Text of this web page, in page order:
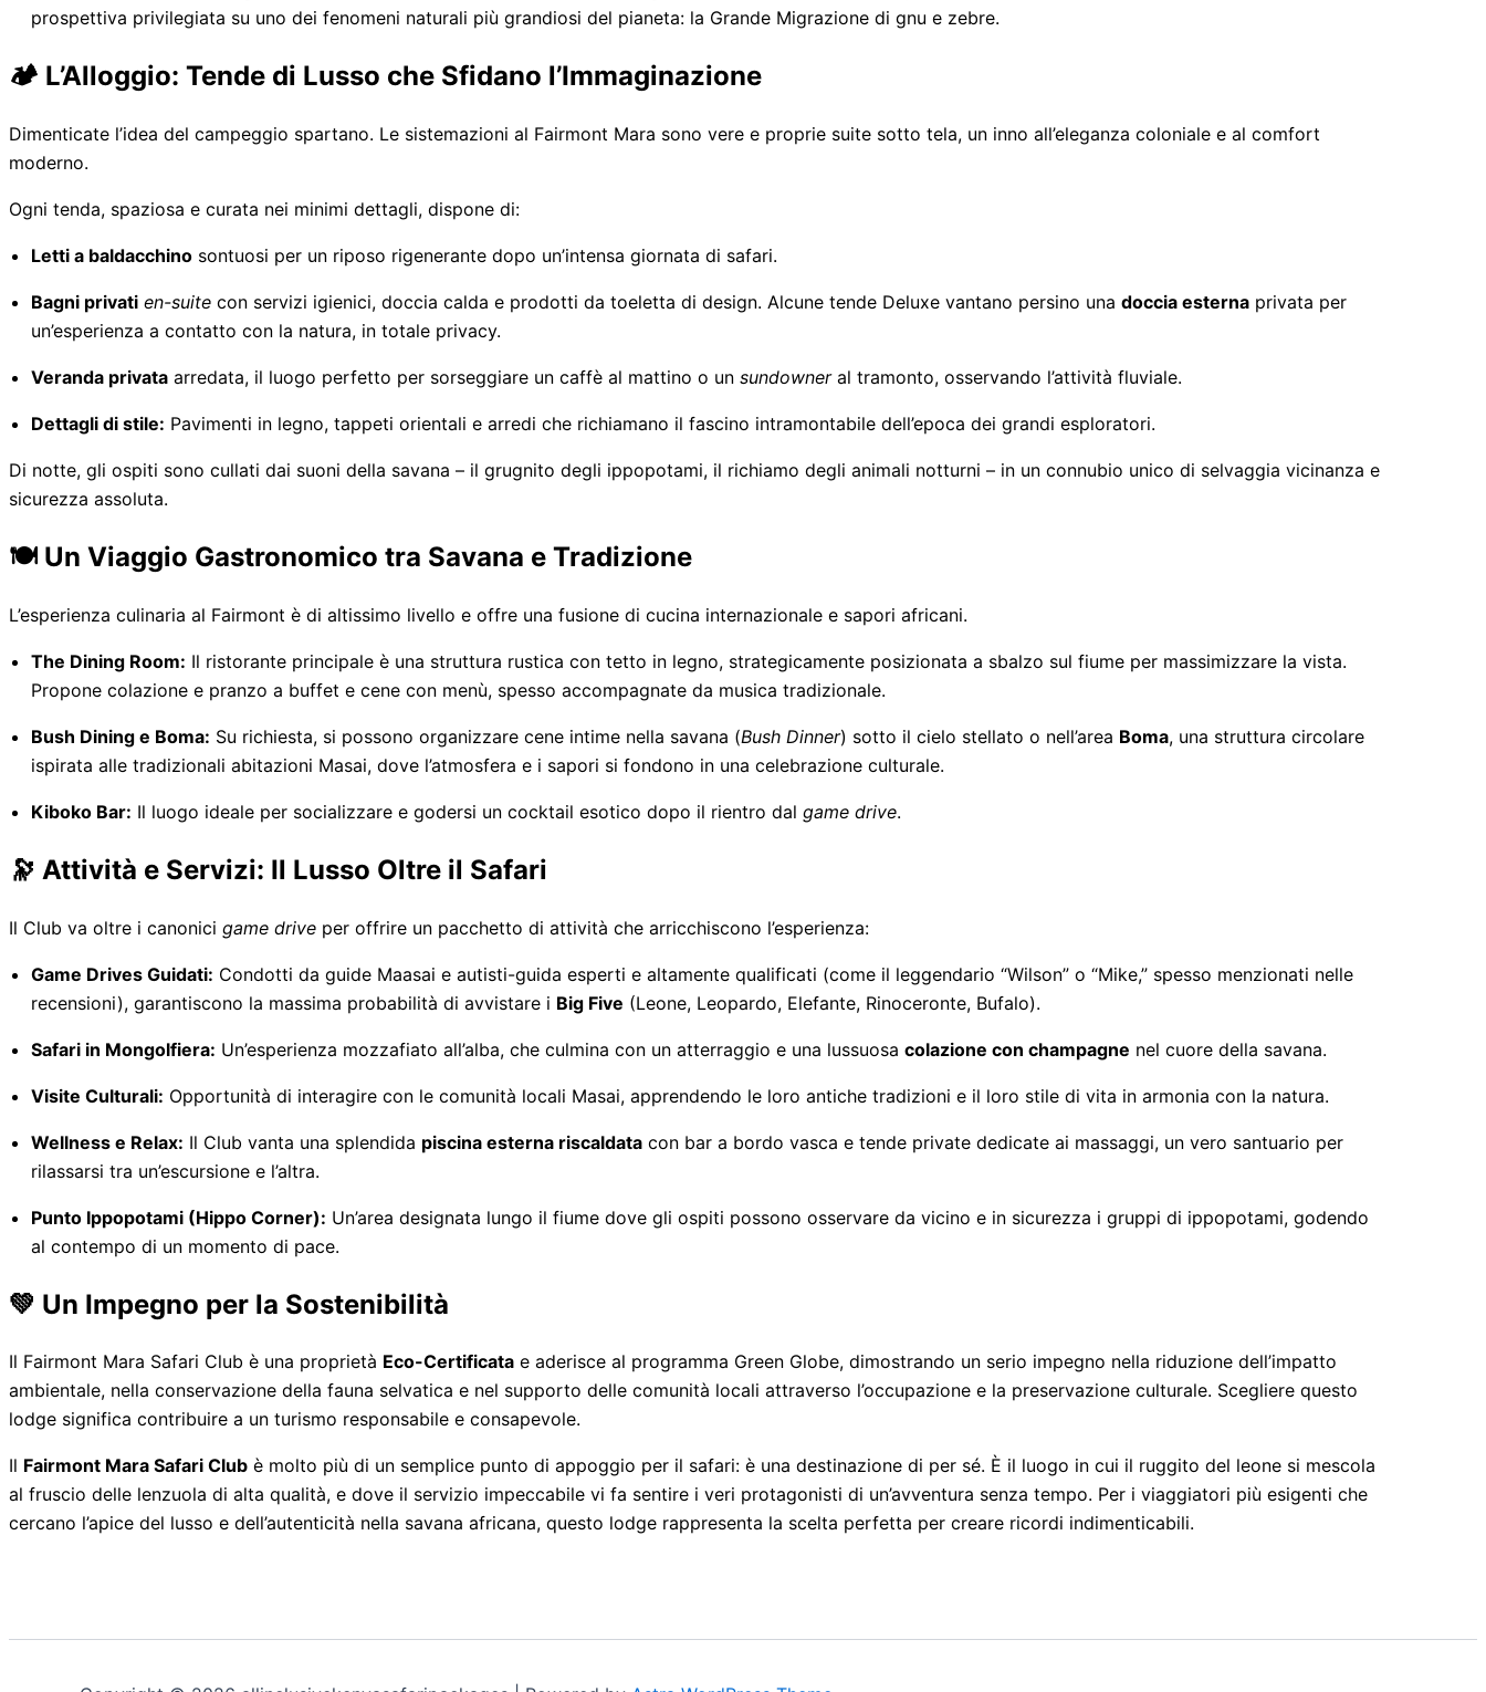
prospettiva privilegiata su uno dei fenomeni naturali più grandiosi del pianeta: la Grande Migrazione di gnu e zebre.
🏕️ L’Alloggio: Tende di Lusso che Sfidano l’Immaginazione
Dimenticate l’idea del campeggio spartano. Le sistemazioni al Fairmont Mara sono vere e proprie suite sotto tela, un inno all’eleganza coloniale e al comfort
moderno.
Ogni tenda, spaziosa e curata nei minimi dettagli, dispone di:
Letti a baldacchino sontuosi per un riposo rigenerante dopo un’intensa giornata di safari.
Bagni privati en-suite con servizi igienici, doccia calda e prodotti da toeletta di design. Alcune tende Deluxe vantano persino una doccia esterna privata per
un’esperienza a contatto con la natura, in totale privacy.
Veranda privata arredata, il luogo perfetto per sorseggiare un caffè al mattino o un sundowneral tramonto, osservando l’attività fluviale.
Dettagli di stile: Pavimenti in legno, tappeti orientali e arredi che richiamano il fascino intramontabile dell’epoca dei grandi esploratori.
Di notte, gli ospiti sono cullati dai suoni della savana – il grugnito degli ippopotami, il richiamo degli animali notturni – in un connubio unico di selvaggia vicinanza e
sicurezza assoluta.
🍽️ Un Viaggio Gastronomico tra Savana e Tradizione
L’esperienza culinaria al Fairmont è di altissimo livello e offre una fusione di cucina internazionale e sapori africani.
The Dining Room: Il ristorante principale è una struttura rustica con tetto in legno, strategicamente posizionata a sbalzo sul fiume per massimizzare la vista.
Propone colazione e pranzo a buffet e cene con menù, spesso accompagnate da musica tradizionale.
Bush Dining e Boma: Su richiesta, si possono organizzare cene intime nella savana (Bush Dinner) sotto il cielo stellato o nell’area Boma, una struttura circolare
ispirata alle tradizionali abitazioni Masai, dove l’atmosfera e i sapori si fondono in una celebrazione culturale.
Kiboko Bar: Il luogo ideale per socializzare e godersi un cocktail esotico dopo il rientro dal game drive.
🔭 Attività e Servizi: Il Lusso Oltre il Safari
Il Club va oltre i canonici game drive per offrire un pacchetto di attività che arricchiscono l’esperienza:
Game Drives Guidati: Condotti da guide Maasai e autisti-guida esperti e altamente qualificati (come il leggendario “Wilson” o “Mike,” spesso menzionati nelle
recensioni), garantiscono la massima probabilità di avvistare i Big Five (Leone, Leopardo, Elefante, Rinoceronte, Bufalo).
Safari in Mongolfiera: Un’esperienza mozzafiato all’alba, che culmina con un atterraggio e una lussuosa colazione con champagne nel cuore della savana.
Visite Culturali: Opportunità di interagire con le comunità locali Masai, apprendendo le loro antiche tradizioni e il loro stile di vita in armonia con la natura.
Wellness e Relax: Il Club vanta una splendida piscina esterna riscaldata con bar a bordo vasca e tende private dedicate ai massaggi, un vero santuario per
rilassarsi tra un’escursione e l’altra.
Punto Ippopotami (Hippo Corner): Un’area designata lungo il fiume dove gli ospiti possono osservare da vicino e in sicurezza i gruppi di ippopotami, godendo
al contempo di un momento di pace.
💚 Un Impegno per la Sostenibilità
Il Fairmont Mara Safari Club è una proprietà Eco-Certificata e aderisce al programma Green Globe, dimostrando un serio impegno nella riduzione dell’impatto
ambientale, nella conservazione della fauna selvatica e nel supporto delle comunità locali attraverso l’occupazione e la preservazione culturale. Scegliere questo
lodge significa contribuire a un turismo responsabile e consapevole.
Il Fairmont Mara Safari Club è molto più di un semplice punto di appoggio per il safari: è una destinazione di per sé. È il luogo in cui il ruggito del leone si mescola
al fruscio delle lenzuola di alta qualità, e dove il servizio impeccabile vi fa sentire i veri protagonisti di un’avventura senza tempo. Per i viaggiatori più esigenti che
cercano l’apice del lusso e dell’autenticità nella savana africana, questo lodge rappresenta la scelta perfetta per creare ricordi indimenticabili.